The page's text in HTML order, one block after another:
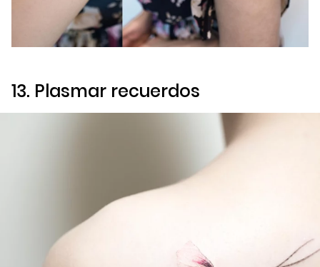
13. Plasmar recuerdos